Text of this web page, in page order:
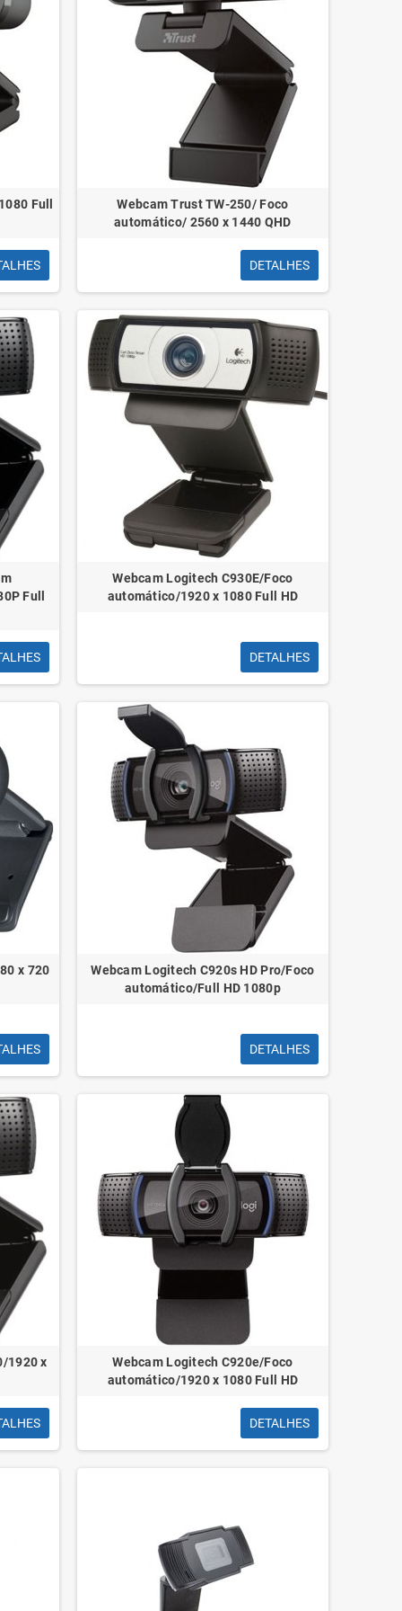
13L
Preto
Clips N 02 28mm
cx100 Coloridos
Full
Webcam Trust TW-250/ Foco
automático/ 2560 x 1440 QHD
DETALHES
Full
Webcam Logitech C930E/Foco
automático/1920 x 1080 Full HD
DETALHES
x 720
Webcam Logitech C920s HD Pro/Foco
automático/Full HD 1080p
DETALHES
1920 x
Webcam Logitech C920e/Foco
automático/1920 x 1080 Full HD
DETALHES